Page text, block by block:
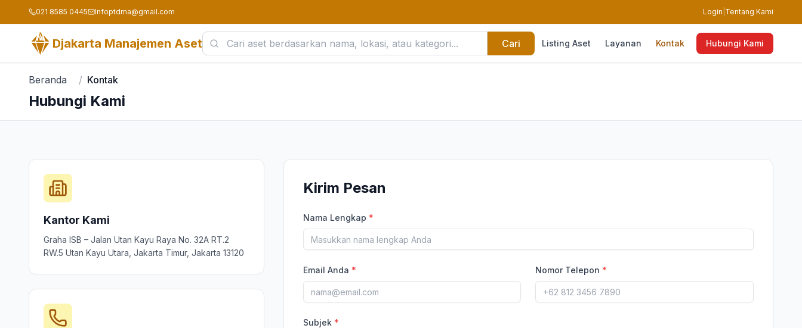
021 8585 0445 Infoptdma@gmail.com Login Tentang Kami
Djakarta Manajemen Aset Cari Listing Aset Layanan Kontak Hubungi Kami
Beranda / Kontak
Hubungi Kami
Kantor Kami
Graha ISB – Jalan Utan Kayu Raya No. 32A RT.2
RW.5 Utan Kayu Utara, Jakarta Timur, Jakarta 13120
Kirim Pesan
Nama Lengkap *
Email Anda * Nomor Telepon *
Subjek *